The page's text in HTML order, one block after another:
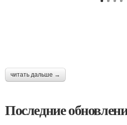
читать дальше →
Последние